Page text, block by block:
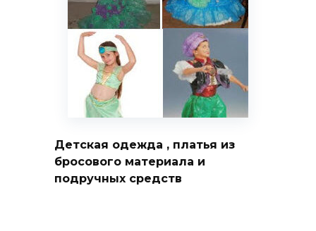
Детская одежда , платья из
бросового материала и
подручных средств